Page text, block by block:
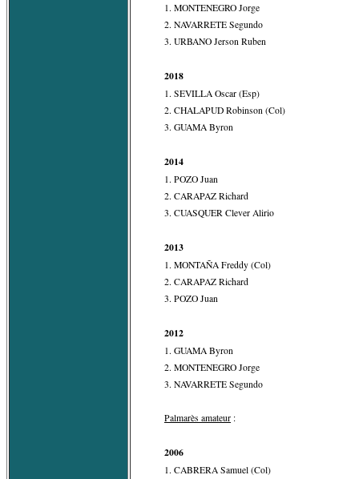
1. MONTENEGRO Jorge
2. NAVARRETE Segundo
3. URBANO Jerson Ruben
2018
1. SEVILLA Oscar (Esp)
2. CHALAPUD Robinson (Col)
3. GUAMA Byron
2014
1. POZO Juan
2. CARAPAZ Richard
3. CUASQUER Clever Alirio
2013
1. MONTAÑA Freddy (Col)
2. CARAPAZ Richard
3. POZO Juan
2012
1. GUAMA Byron
2. MONTENEGRO Jorge
3. NAVARRETE Segundo
Palmarès amateur :
2006
1. CABRERA Samuel (Col)